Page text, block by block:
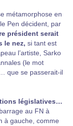
métamorphose en
Pen décident, par
président serait
le nez, si tant est
l’artiste, Sarko
(le mot
que se passerait-il
législatives…
au FN à
à gauche, comme